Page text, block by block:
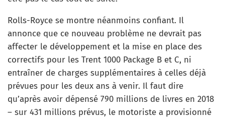
Rolls-Royce se montre néanmoins confiant. Il
annonce que ce nouveau problème ne devrait pas
affecter le développement et la mise en place des
correctifs pour les Trent 1000 Package B et C, ni
entraîner de charges supplémentaires à celles déjà
prévues pour les deux ans à venir. Il faut dire
qu’après avoir dépensé 790 millions de livres en 2018
– sur 431 millions prévus, le motoriste a provisionné